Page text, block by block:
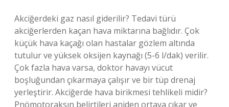
Akciğerdeki gaz nasıl giderilir? Tedavi türü
akciğerlerden kaçan hava miktarına bağlıdır. Çok
küçük hava kaçağı olan hastalar gözlem altında
tutulur ve yüksek oksijen kaynağı (5-6 l/dak) verilir.
Çok fazla hava varsa, doktor havayı vücut
boşluğundan çıkarmaya çalışır ve bir tüp drenaj
yerleştirir. Akciğerde hava birikmesi tehlikeli midir?
Pnömotoraksın belirtileri aniden ortaya çıkar ve